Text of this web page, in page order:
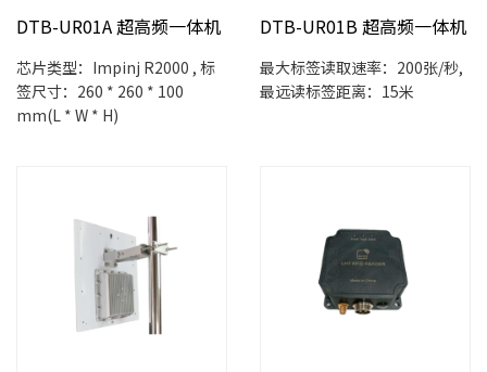
DTB-UR01A 超高频一体机
芯片类型：Impinj R2000 , 标
签尺寸：260 * 260 * 100
mm(L * W * H)
DTB-UR01B 超高频一体机
最大标签读取速率：200张/秒,
最远读标签距离：15米